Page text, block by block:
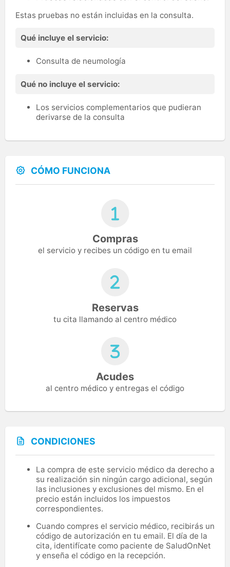
Estas pruebas no están incluidas en la consulta.
Qué incluye el servicio:
Consulta de neumología
Qué no incluye el servicio:
Los servicios complementarios que pudieran
derivarse de la consulta
CÓMO FUNCIONA
Compras
el servicio y recibes un código en tu email
Reservas
tu cita llamando al centro médico
Acudes
al centro médico y entregas el código
CONDICIONES
La compra de este servicio médico da derecho a
su realización sin ningún cargo adicional, según
las inclusiones y exclusiones del mismo. En el
precio están incluidos los impuestos
correspondientes.
Cuando compres el servicio médico, recibirás un
código de autorización en tu email. El día de la
cita, identifícate como paciente de SaludOnNet
y enseña el código en la recepción.